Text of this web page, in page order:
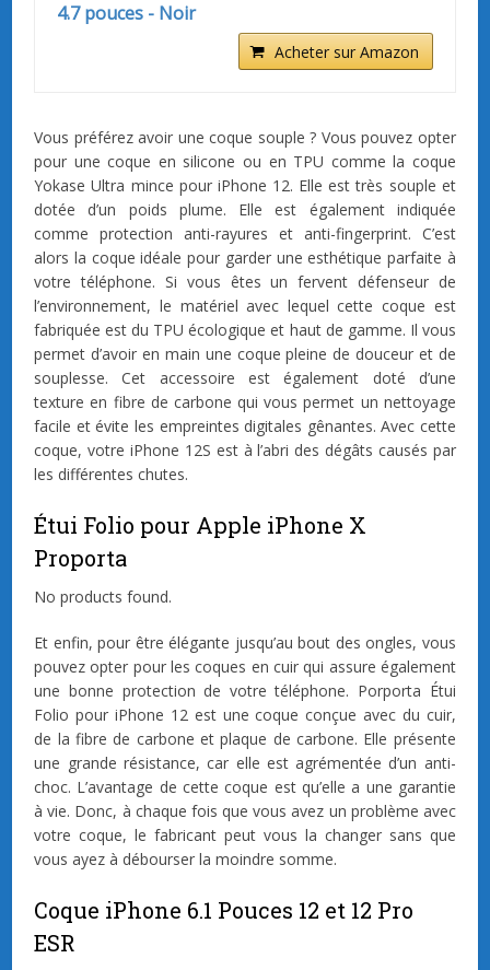
4.7 pouces - Noir
Acheter sur Amazon
Vous préférez avoir une coque souple ? Vous pouvez opter
pour une coque en silicone ou en TPU comme la coque
Yokase Ultra mince pour iPhone 12. Elle est très souple et
dotée d’un poids plume. Elle est également indiquée
comme protection anti-rayures et anti-fingerprint. C’est
alors la coque idéale pour garder une esthétique parfaite à
votre téléphone. Si vous êtes un fervent défenseur de
l’environnement, le matériel avec lequel cette coque est
fabriquée est du TPU écologique et haut de gamme. Il vous
permet d’avoir en main une coque pleine de douceur et de
souplesse. Cet accessoire est également doté d’une
texture en fibre de carbone qui vous permet un nettoyage
facile et évite les empreintes digitales gênantes. Avec cette
coque, votre iPhone 12S est à l’abri des dégâts causés par
les différentes chutes.
Étui Folio pour Apple iPhone X
Proporta
No products found.
Et enfin, pour être élégante jusqu’au bout des ongles, vous
pouvez opter pour les coques en cuir qui assure également
une bonne protection de votre téléphone. Porporta Étui
Folio pour iPhone 12 est une coque conçue avec du cuir,
de la fibre de carbone et plaque de carbone. Elle présente
une grande résistance, car elle est agrémentée d’un anti-
choc. L’avantage de cette coque est qu’elle a une garantie
à vie. Donc, à chaque fois que vous avez un problème avec
votre coque, le fabricant peut vous la changer sans que
vous ayez à débourser la moindre somme.
Coque iPhone 6.1 Pouces 12 et 12 Pro
ESR